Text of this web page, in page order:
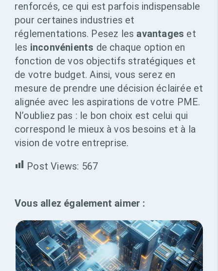
renforcés, ce qui est parfois indispensable
pour certaines industries et
réglementations. Pesez les avantages et
les inconvénients de chaque option en
fonction de vos objectifs stratégiques et
de votre budget. Ainsi, vous serez en
mesure de prendre une décision éclairée et
alignée avec les aspirations de votre PME.
N’oubliez pas : le bon choix est celui qui
correspond le mieux à vos besoins et à la
vision de votre entreprise.
Post Views: 567
Vous allez également aimer :